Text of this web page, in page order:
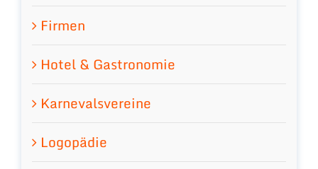
Firmen
Hotel & Gastronomie
Karnevalsvereine
Logopädie